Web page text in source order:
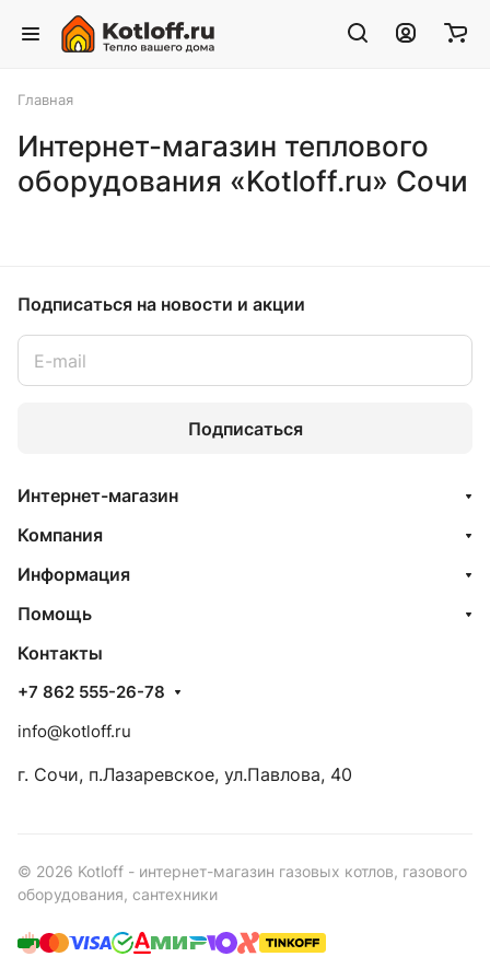
Главная
Интернет-магазин теплового
оборудования «Kotloff.ru» Сочи
Подписаться на новости и акции
Подписаться
Интернет-магазин
Компания
Информация
Помощь
Контакты
+7 862 555-26-78
info@kotloff.ru
г. Сочи, п.Лазаревское, ул.Павлова, 40
© 2026 Kotloff - интернет-магазин газовых котлов, газового
оборудования, сантехники